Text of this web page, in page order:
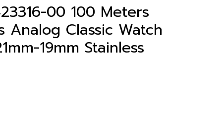
00 100 Meters
Analog Classic Watch
19mm Stainless